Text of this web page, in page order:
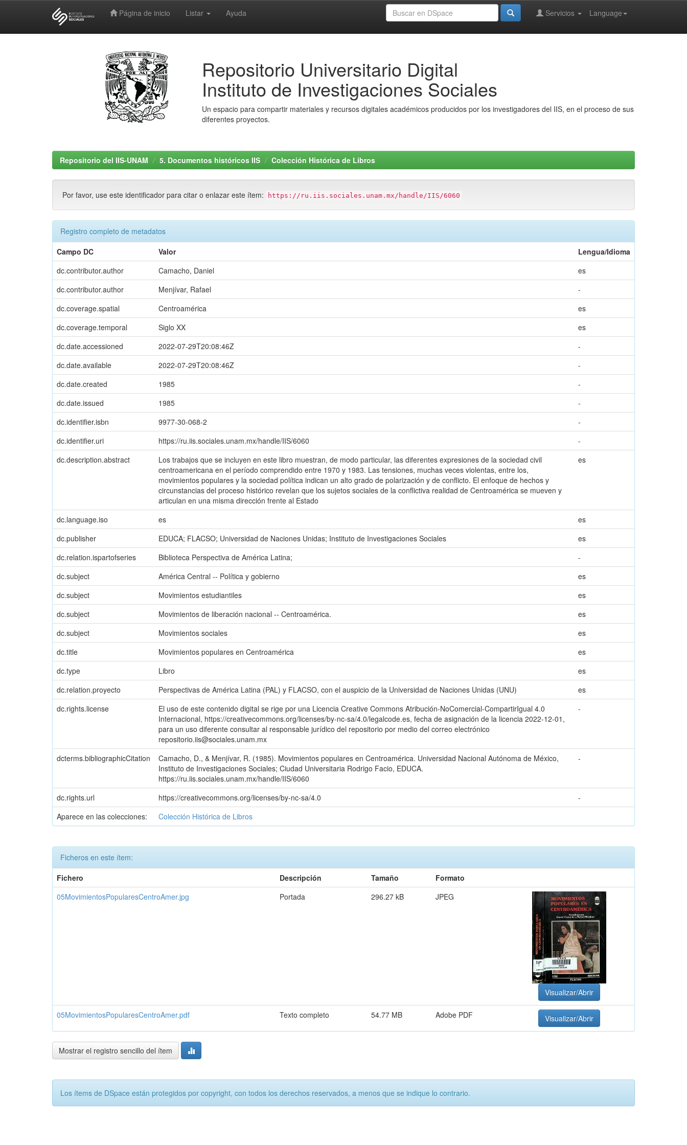
Página de inicio Listar Ayuda Language
Servicios
Repositorio Universitario Digital
Instituto de Investigaciones Sociales
Un espacio para compartir materiales y recursos digitales académicos producidos por los investigadores del IIS, en el proceso de sus
diferentes proyectos.
Repositorio del IIS-UNAM 5. Documentos históricos IIS Colección Histórica de Libros
Por favor, use este identificador para citar o enlazar este ítem: https://ru.iis.sociales.unam.mx/handle/IIS/6060
Registro completo de metadatos
Campo DC
Valor
Lengua/Idioma
dc.contributor.author
Camacho, Daniel
es
dc.contributor.author
Menjívar, Rafael
-
dc.coverage.spatial
Centroamérica
es
dc.coverage.temporal
Siglo XX
es
dc.date.accessioned
2022-07-29T20:08:46Z
-
dc.date.available
2022-07-29T20:08:46Z
-
dc.date.created
1985
-
dc.date.issued
1985
-
dc.identifier.isbn
9977-30-068-2
-
dc.identifier.uri
https://ru.iis.sociales.unam.mx/handle/IIS/6060
-
dc.description.abstract
Los trabajos que se incluyen en este libro muestran, de modo particular, las diferentes expresiones de la sociedad civil
centroamericana en el período comprendido entre 1970 y 1983. Las tensiones, muchas veces violentas, entre los,
movimientos populares y la sociedad política indican un alto grado de polarización y de conflicto. El enfoque de hechos y
circunstancias del proceso histórico revelan que los sujetos sociales de la conflictiva realidad de Centroamérica se mueven y
articulan en una misma dirección frente al Estado
es
dc.language.iso es
es
dc.publisher
EDUCA; FLACSO; Universidad de Naciones Unidas; Instituto de Investigaciones Sociales
es
dc.relation.ispartofseries
Biblioteca Perspectiva de América Latina;
-
dc.subject
América Central -- Política y gobierno
es
dc.subject
Movimientos estudiantiles
es
dc.subject
Movimientos de liberación nacional -- Centroamérica.
es
dc.subject
Movimientos sociales
es
dc.title
Movimientos populares en Centroamérica
es
dc.type
Libro
es
dc.relation.proyecto
Perspectivas de América Latina (PAL) y FLACSO, con el auspicio de la Universidad de Naciones Unidas (UNU)
es
dc.rights.license
El uso de este contenido digital se rige por una Licencia Creative Commons Atribución-NoComercial-CompartirIgual 4.0
Internacional, https://creativecommons.org/licenses/by-nc-sa/4.0/legalcode.es, fecha de asignación de la licencia 2022-12-01,
para un uso diferente consultar al responsable jurídico del repositorio por medio del correo electrónico
repositorio.iis@sociales.unam.mx
-
dcterms.bibliographicCitation
Camacho, D., & Menjívar, R. (1985). Movimientos populares en Centroamérica. Universidad Nacional Autónoma de México,
Instituto de Investigaciones Sociales; Ciudad Universitaria Rodrigo Facio, EDUCA.
https://ru.iis.sociales.unam.mx/handle/IIS/6060
-
dc.rights.url https://creativecommons.org/licenses/by-nc-sa/4.0
-
Aparece en las colecciones:
Colección Histórica de Libros
Ficheros en este ítem:
Fichero
Descripción Tamaño
Formato
05MovimientosPopularesCentroAmer.jpg
Portada 296.27 kB JPEG
Visualizar/Abrir
05MovimientosPopularesCentroAmer.pdf Texto completo 54.77 MB Adobe PDF Visualizar/Abrir
Mostrar el registro sencillo del ítem
Los ítems de DSpace están protegidos por copyright, con todos los derechos reservados, a menos que se indique lo contrario.